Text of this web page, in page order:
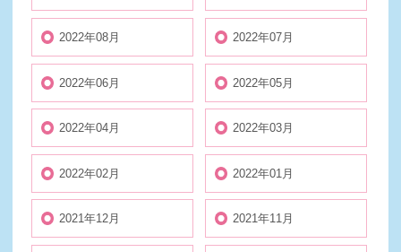
2022年08月 2022年07月
2022年06月 2022年05月
2022年04月 2022年03月
2022年02月 2022年01月
2021年12月 2021年11月